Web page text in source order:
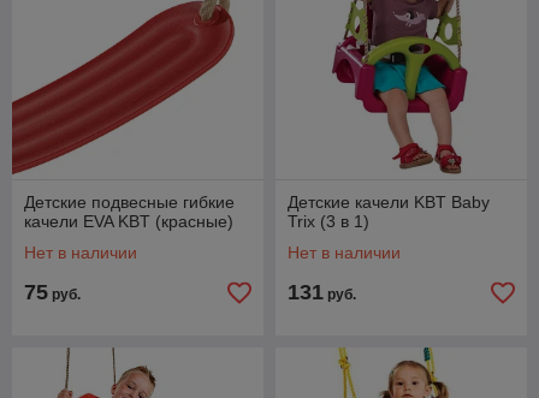
Детские подвесные гибкие
качели EVA KBT (красные)
Нет в наличии
75 руб.
Детские качели KBT Baby
Trix (3 в 1)
Нет в наличии
131 руб.